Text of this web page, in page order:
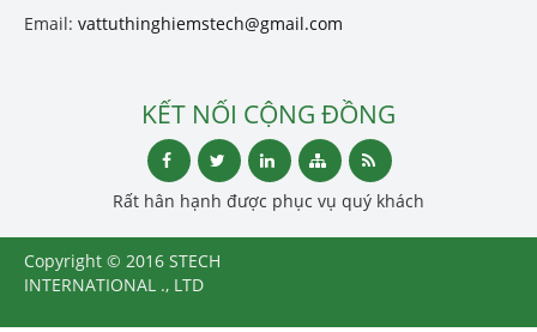
Email: vattuthinghiemstech@gmail.com
KẾT NỐI CỘNG ĐỒNG
Rất hân hạnh được phục vụ quý khách
Copyright © 2016 STECH
INTERNATIONAL ., LTD